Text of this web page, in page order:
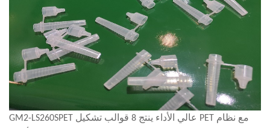
GM2-LS260SPET عالي الأداء ينتج 8 قوالب تشكيل PET مع نظام